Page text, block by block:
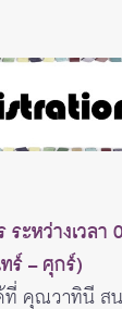
ระหว่างเวล
ร์ – ศุกร์)
คุณวาทินี ส